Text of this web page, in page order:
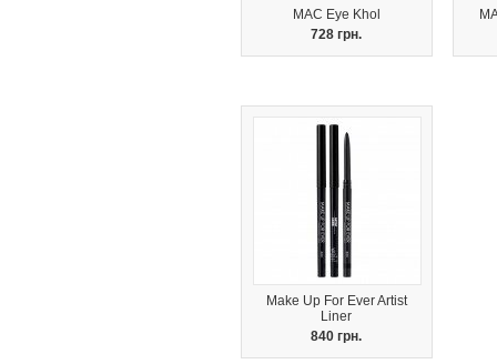
MAC Eye Khol
728 грн.
Make Up For Ever Artist
Liner
840 грн.